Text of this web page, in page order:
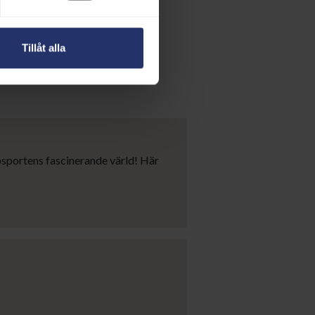
Tillåt alla
hjälper dig
fascinerande värld! Här